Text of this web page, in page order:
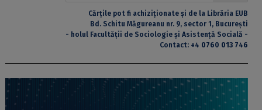
Cărțile pot fi achiziționate și de la Librăria EUB
Bd. Schitu Măgureanu nr. 9, sector 1, București
- holul Facultății de Sociologie și Asistență Socială -
Contact: +4 0760 013 746